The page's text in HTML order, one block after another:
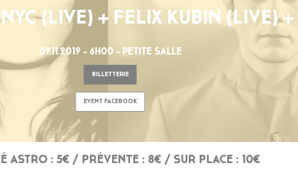
(LIVE) + FELIX KUBIN (LIVE) +
09.11.2019 - 6H00 - PETITE SALLE
BILLETTERIE
EVENT FACEBOOK
ASTRO : 5€ / PRÉVENTE : 8€ / SUR PLACE : 10€